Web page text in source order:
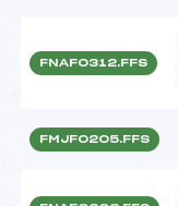
FNAF0312.FFS
FMJF0205.FFS